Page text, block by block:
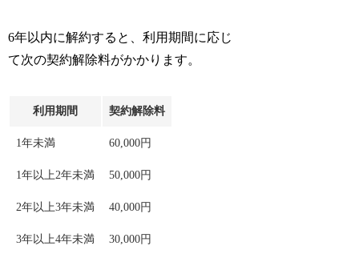
6年以内に解約すると、利用期間に応じ
て次の契約解除料がかかります。
利用期間 契約解除料
1年未満 60,000円
1年以上2年未満 50,000円
2年以上3年未満 40,000円
3年以上4年未満 30,000円